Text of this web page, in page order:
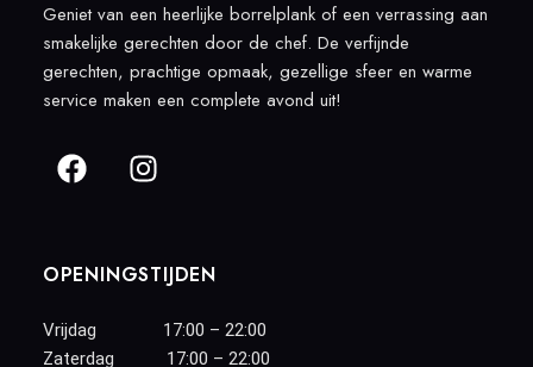
Geniet van een heerlijke borrelplank of een verrassing aan
smakelijke gerechten door de chef. De verfijnde
gerechten, prachtige opmaak, gezellige sfeer en warme
service maken een complete avond uit!
OPENINGSTIJDEN
Vrijdag 17:00 – 22:00
Zaterdag 17:00 – 22:00